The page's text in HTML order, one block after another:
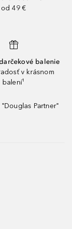
od 49 €
balenie
v krásnom
balení¹
Partner"